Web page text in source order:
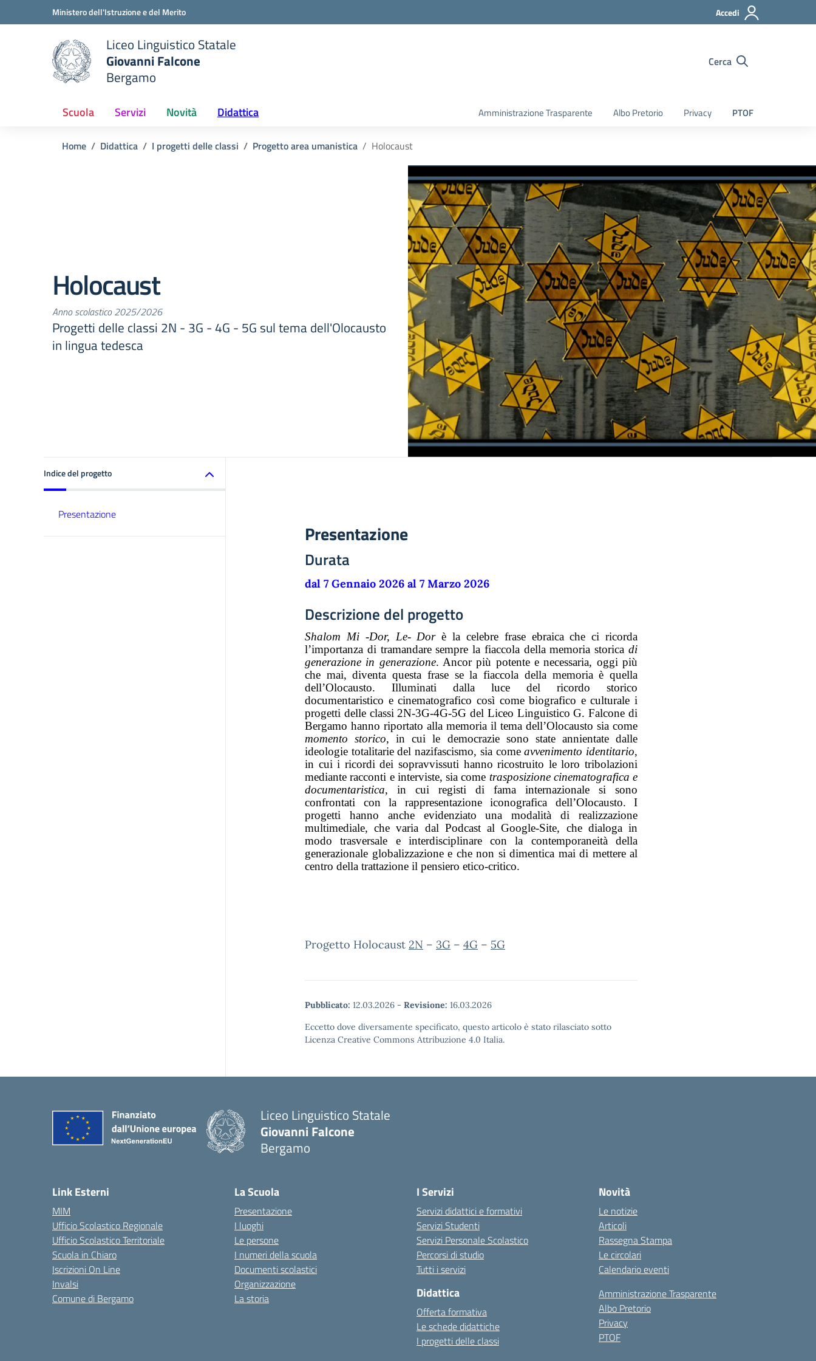
Vai ai contenuti
Vai al menu di navigazioneMinistero dell'Istruzione e del Merito Accedi
scuola
Liceo Linguistico Statale
Giovanni Falcone
Bergamo
Cerca
Scuola Servizi Novità Didattica Amministrazione Trasparente Albo Pretorio Privacy PTOF
Home Didattica I progetti delle classi Progetto area umanistica Holocaust
Holocaust
Anno scolastico 2025/2026
Progetti delle classi 2N - 3G - 4G - 5G sul tema dell'Olocausto
in lingua tedesca
Indice del progetto
Presentazione
Presentazione
Durata
dal 7 Gennaio 2026 al 7 Marzo 2026
Descrizione del progetto
Shalom Mi -Dor, Le- Dorè la celebre frase ebraica che ci ricorda
l’importanza di tramandare sempre la fiaccola della memoria storica di
generazione in generazione. Ancor più potente e necessaria, oggi più
che mai, diventa questa frase se la fiaccola della memoria è quella
dell’Olocausto. Illuminati dalla luce del ricordo storico
documentaristico e cinematografico così come biografico e culturale i
progetti delle classi 2N-3G-4G-5G del Liceo Linguistico G. Falcone di
Bergamo hanno riportato alla memoria il tema dell’Olocausto sia come
momento storico, in cui le democrazie sono state annientate dalle
ideologie totalitarie del nazifascismo, sia comeavvenimento identitario,
in cui i ricordi dei sopravvissuti hanno ricostruito le loro tribolazioni
mediante racconti e interviste, sia come trasposizione cinematografica e
documentaristica, in cui registi di fama internazionale si sono
confrontati con la rappresentazione iconografica dell’Olocausto. I
progetti hanno anche evidenziato una modalità di realizzazione
multimediale, che varia dal Podcast al Google-Site, che dialoga in
modo trasversale e interdisciplinare con la contemporaneità della
generazionale globalizzazione e che non si dimentica mai di mettere al
centro della trattazione il pensiero etico-critico.
Progetto Holocaust 2N – 3G – 4G – 5G
Pubblicato: 12.03.2026 - Revisione: 16.03.2026
Eccetto dove diversamente specificato, questo articolo è stato rilasciato sotto
Licenza Creative Commons Attribuzione 4.0 Italia.
Liceo Linguistico Statale
Giovanni Falcone
Bergamo
Link Esterni
MIM
Ufficio Scolastico Regionale
Ufficio Scolastico Territoriale
Scuola in Chiaro
Iscrizioni On Line
Invalsi
Comune di Bergamo
La Scuola
Presentazione
I luoghi
Le persone
I numeri della scuola
Documenti scolastici
Organizzazione
La storia
I Servizi
Servizi didattici e formativi
Servizi Studenti
Servizi Personale Scolastico
Percorsi di studio
Tutti i servizi
Didattica
Offerta formativa
Le schede didattiche
I progetti delle classi
Novità
Le notizie
Articoli
Rassegna Stampa
Le circolari
Calendario eventi
Amministrazione Trasparente
Albo Pretorio
Privacy
PTOF